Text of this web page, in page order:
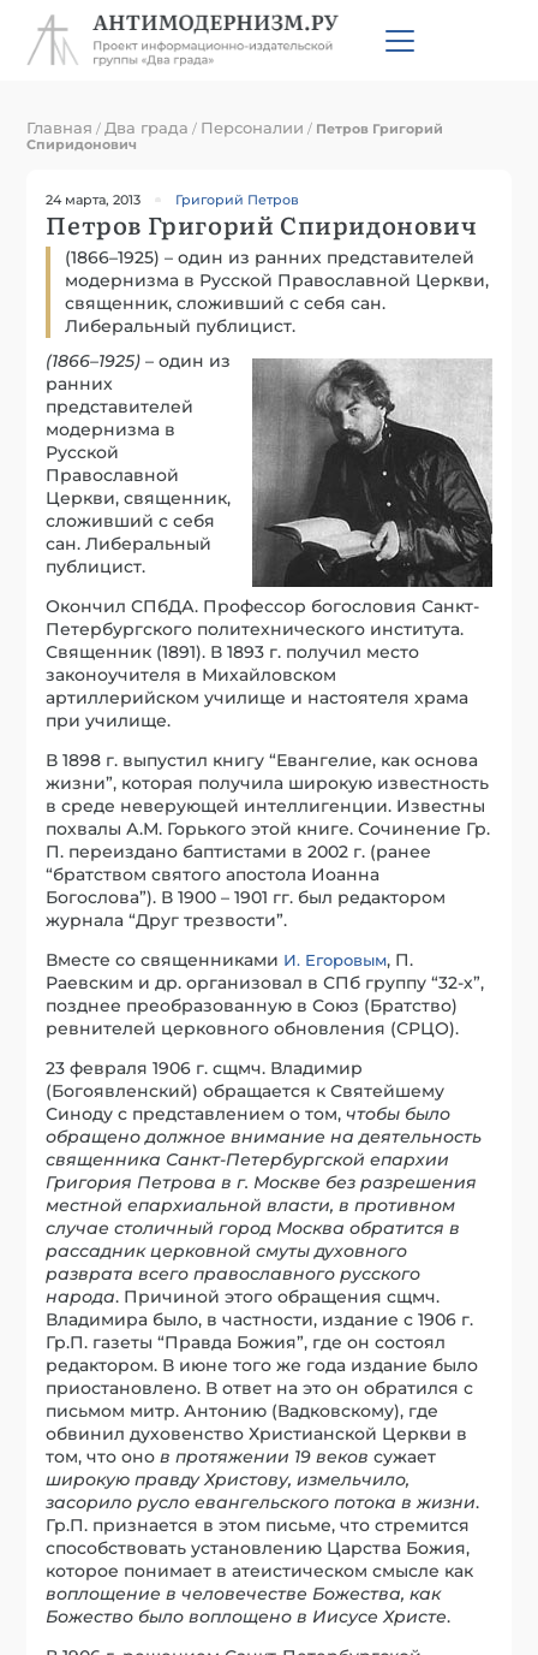
Главная / Два града / Персоналии / Петров Григорий
Спиридонович
24 марта, 2013 Григорий Петров
Петров Григорий Спиридонович
(1866–1925) – один из ранних представителей
модернизма в Русской Православной Церкви,
священник, сложивший с себя сан.
Либеральный публицист.
(1866–1925) – один из
ранних
представителей
модернизма в
Русской
Православной
Церкви, священник,
сложивший с себя
сан. Либеральный
публицист.
Окончил СПбДА. Профессор богословия Санкт-
Петербургского политехнического института.
Священник (1891). В 1893 г. получил место
законоучителя в Михайловском
артиллерийском училище и настоятеля храма
при училище.
В 1898 г. выпустил книгу “Евангелие, как основа
жизни”, которая получила широкую известность
в среде неверующей интеллигенции. Известны
похвалы А.М. Горького этой книге. Сочинение Гр.
П. переиздано баптистами в 2002 г. (ранее
“братством святого апостола Иоанна
Богослова”). В 1900 – 1901 гг. был редактором
журнала “Друг трезвости”.
Вместе со священниками И. Егоровым, П.
Раевским и др. организовал в СПб группу “32-х”,
позднее преобразованную в Союз (Братство)
ревнителей церковного обновления (СРЦО).
23 февраля 1906 г. сщмч. Владимир
(Богоявленский) обращается к Святейшему
Синоду с представлением о том,чтобы было
обращено должное внимание на деятельность
священника Санкт-Петербургской епархии
Григория Петрова в г. Москве без разрешения
местной епархиальной власти, в противном
случае столичный город Москва обратится в
рассадник церковной смуты духовного
разврата всего православного русского
народа. Причиной этого обращения сщмч.
Владимира было, в частности, издание с 1906 г.
Гр.П. газеты “Правда Божия”, где он состоял
редактором. В июне того же года издание было
приостановлено. В ответ на это он обратился с
письмом митр. Антонию (Вадковскому), где
обвинил духовенство Христианской Церкви в
том, что онов протяжении 19 веков сужает
широкую правду Христову, измельчило,
засорило русло евангельского потока в жизни.
Гр.П. признается в этом письме, что стремится
способствовать установлению Царства Божия,
которое понимает в атеистическом смысле как
воплощение в человечестве Божества, как
Божество было воплощено в Иисусе Христе.